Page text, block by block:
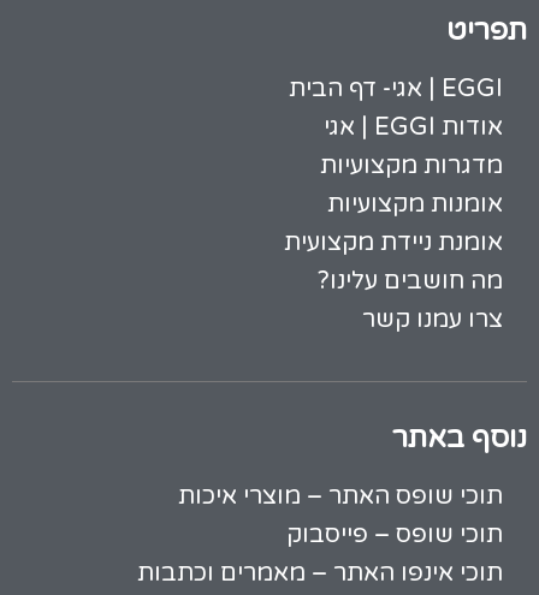
תפריט
EGGI | אגי- דף הבית
אודות EGGI | אגי
מדגרות מקצועיות
אומנות מקצועיות
אומנת ניידת מקצועית
מה חושבים עלינו?
צרו עמנו קשר
נוסף באתר
תוכי שופס האתר – מוצרי איכות
תוכי שופס – פייסבוק
תוכי אינפו האתר – מאמרים וכתבות